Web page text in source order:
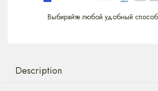
Выбирайте любой удобный
Description